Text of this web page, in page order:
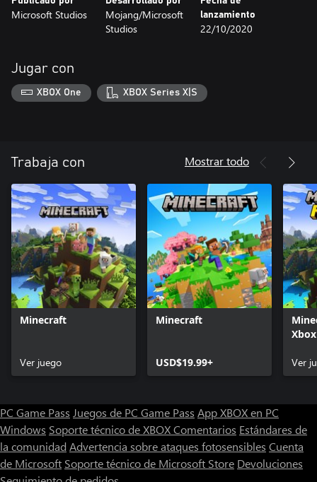
Microsoft Studios
Mojang/Microsoft
Studios
lanzamiento
22/10/2020
Jugar con
XBOX One XBOX Series X|S
Trabaja con Mostrar todo
Minecraft
Ver juego
Minecraft
USD$19.99+
Xbox
Ver
PC Game Pass Juegos de PC Game Pass App XBOX en PC
Windows Soporte técnico de XBOXComentarios Estándares de
la comunidad Advertencia sobre ataques fotosensibles Cuenta
de Microsoft Soporte técnico de Microsoft Store Devoluciones